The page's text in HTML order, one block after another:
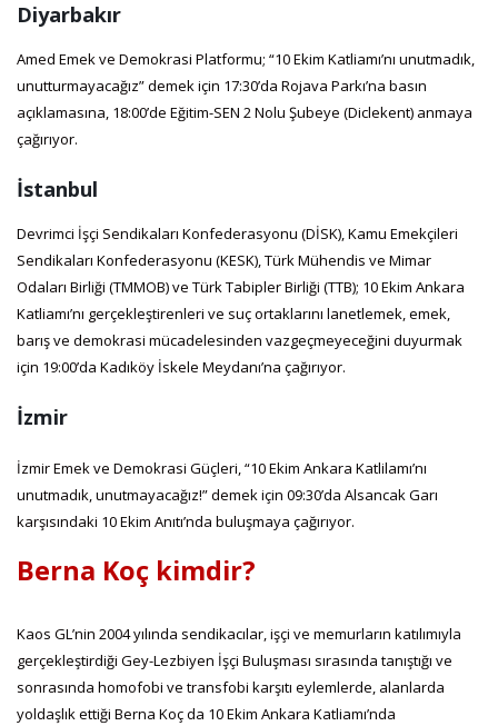
Diyarbakır
Amed Emek ve Demokrasi Platformu; “10 Ekim Katliamı’nı unutmadık,
unutturmayacağız” demek için 17:30’da Rojava Parkı’na basın
açıklamasına, 18:00’de Eğitim-SEN 2 Nolu Şubeye (Diclekent) anmaya
çağırıyor.
İstanbul
Devrimci İşçi Sendikaları Konfederasyonu (DİSK), Kamu Emekçileri
Sendikaları Konfederasyonu (KESK), Türk Mühendis ve Mimar
Odaları Birliği (TMMOB) ve Türk Tabipler Birliği (TTB); 10 Ekim Ankara
Katliamı’nı gerçekleştirenleri ve suç ortaklarını lanetlemek, emek,
barış ve demokrasi mücadelesinden vazgeçmeyeceğini duyurmak
için 19:00’da Kadıköy İskele Meydanı’na çağırıyor.
İzmir
İzmir Emek ve Demokrasi Güçleri, “10 Ekim Ankara Katlilamı’nı
unutmadık, unutmayacağız!” demek için 09:30’da Alsancak Garı
karşısındaki 10 Ekim Anıtı’nda buluşmaya çağırıyor.
Berna Koç kimdir?
Kaos GL’nin 2004 yılında sendikacılar, işçi ve memurların katılımıyla
gerçekleştirdiği Gey-Lezbiyen İşçi Buluşması sırasında tanıştığı ve
sonrasında homofobi ve transfobi karşıtı eylemlerde, alanlarda
yoldaşlık ettiği Berna Koç da 10 Ekim Ankara Katliamı’nda